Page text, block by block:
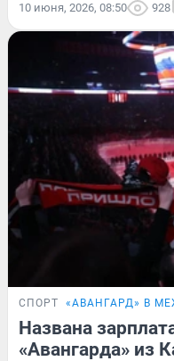
10 июня, 2026, 08:50 928
СПОРТ «АВАНГАРД» В
Названа
«Авангарда» из